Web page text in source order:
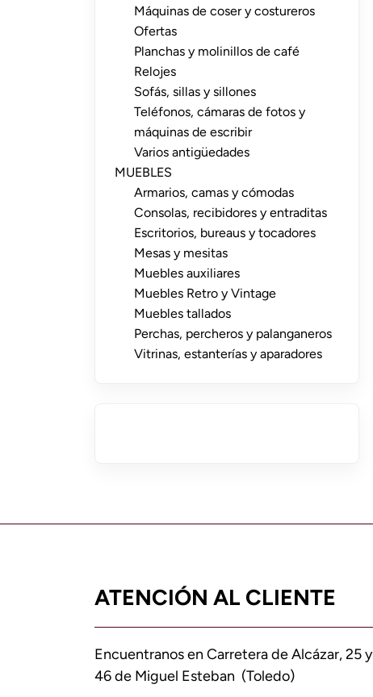
Máquinas de coser y costureros
Ofertas
Planchas y molinillos de café
Relojes
Sofás, sillas y sillones
Teléfonos, cámaras de fotos y
máquinas de escribir
Varios antigüedades
MUEBLES
Armarios, camas y cómodas
Consolas, recibidores y entraditas
Escritorios, bureaus y tocadores
Mesas y mesitas
Muebles auxiliares
Muebles Retro y Vintage
Muebles tallados
Perchas, percheros y palanganeros
Vitrinas, estanterías y aparadores
ATENCIÓN AL CLIENTE
Encuentranos en Carretera de Alcázar, 25 y
46 de Miguel Esteban (Toledo)